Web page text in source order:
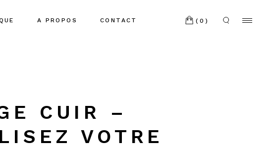
stage cuir
A PROPOS CONTACT (0)
CUIR –
VOTRE